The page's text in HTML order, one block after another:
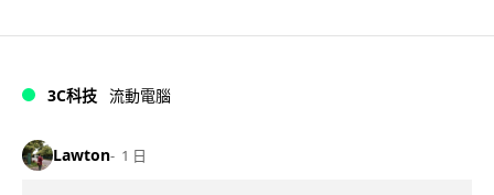
3C科技 流動電腦
Lawton 1 日